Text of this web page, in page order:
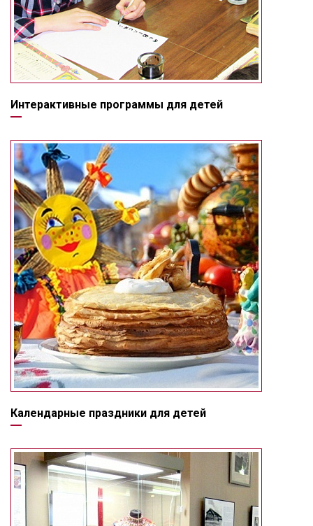
Интерактивные программы для детей
Календарные праздники для детей